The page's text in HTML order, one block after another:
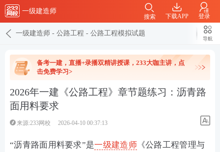
一级建造师
下载APP 登录
搜索
一级建造师 - 公路工程 - 公路工程模拟试题
导航
备考一建，直播+录播双精讲授课，233大咖主讲，点
击免费学习>
2026年一建《公路工程》章节题练习：沥青路
面用料要求
来源:233网校 2026-04-10 00:37:13
“沥青路面用料要求”是一级建造师《公路工程管理与